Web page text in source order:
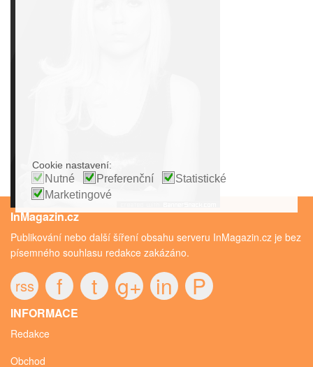
InMagazin.cz
Publikování nebo další šíření obsahu serveru InMagazin.cz je bez
písemného souhlasu redakce zakázáno.
rss f t g+ in P
INFORMACE
Redakce
Obchod
Cookie nastavení:
Nutné Preferenční
Statistické
Marketingové